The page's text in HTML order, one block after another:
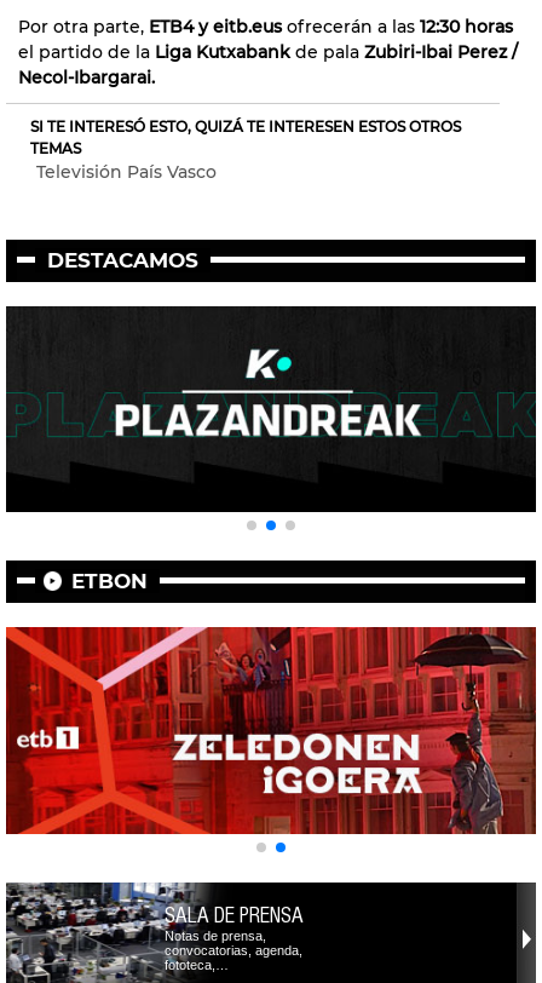
Por otra parte, ETB4 y eitb.eusofrecerán a las 12:30 horas
el partido de la Liga Kutxabankde pala Zubiri-Ibai Perez /
Necol-Ibargarai.
SI TE INTERESÓ ESTO, QUIZÁ TE INTERESEN ESTOS OTROS
TEMAS
Televisión País Vasco
DESTACAMOS
ETBON
SALA DE PRENSA
Notas de prensa,
convocatorias, agenda,
fototeca,…